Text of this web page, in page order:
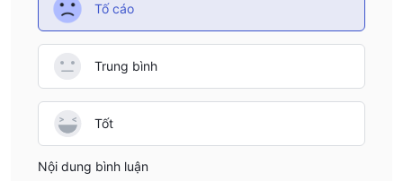
Tố cáo
Trung bình
Tốt
Nội dung bình luận